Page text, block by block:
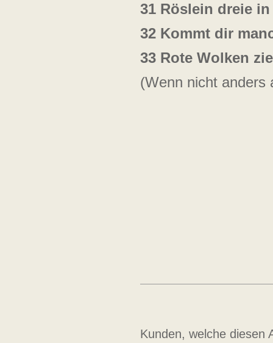
31 Röslein dreie
32 Kommt dir
33 Rote Wolken
(Wenn nicht anders
Kunden, welche diesen